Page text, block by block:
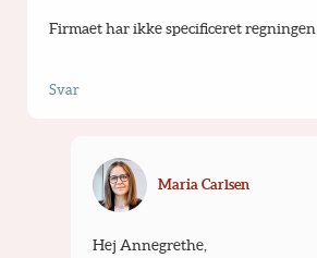
Firmaet har ikke specificeret regningen
Svar
Maria Carlsen
Hej Annegrethe,